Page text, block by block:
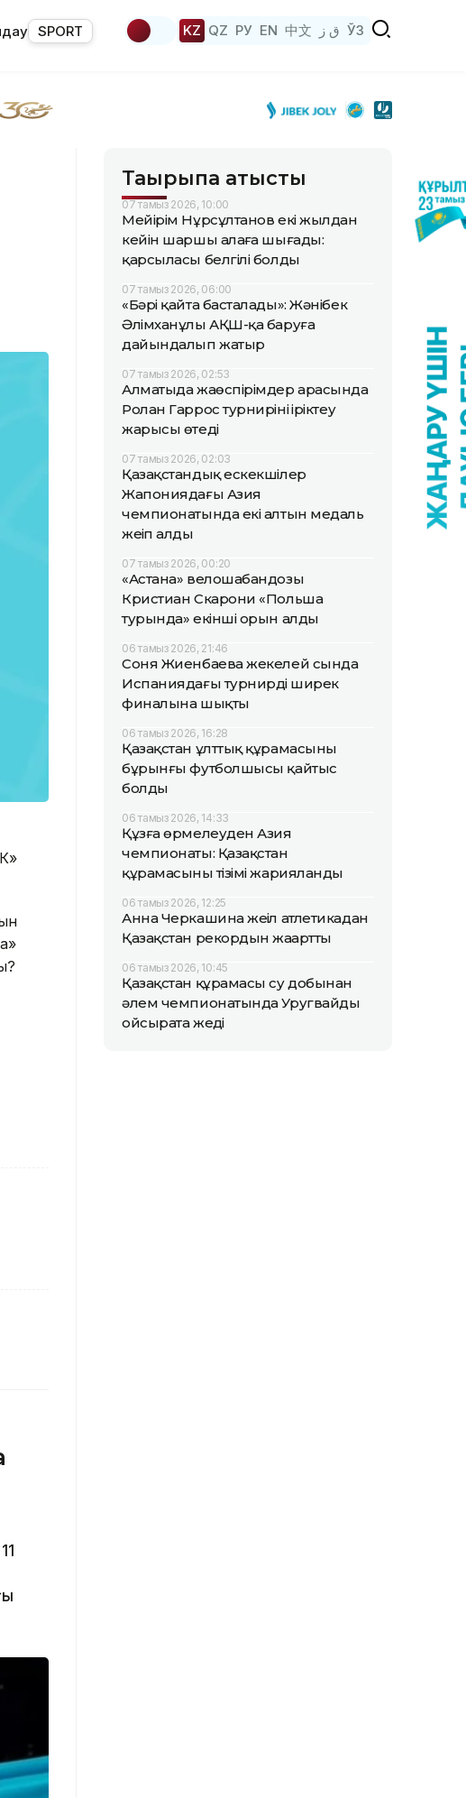
SPORT KZ QZ РУ EN 中文 ق ز ЎЗ
Тақырыпқа қатысты
07 тамыз 2026, 10:00
Мейірім Нұрсұлтанов екі жылдан
кейін шаршы алаңға шығады:
қарсыласы белгілі болды
07 тамыз 2026, 06:00
«Бәрі қайта басталады»: Жәнібек
Әлімханұлы АҚШ-қа баруға
дайындалып жатыр
07 тамыз 2026, 02:53
Алматыда жаөспірімдер арасында
Ролан Гаррос турнирінің іріктеу
жарысы өтеді
07 тамыз 2026, 02:03
Қазақстандық ескекшілер
Жапониядағы Азия
чемпионатында екі алтын медаль
жеңіп алды
07 тамыз 2026, 00:20
«Астана» велошабандозы
Кристиан Скарони «Польша
турында» екінші орын алды
06 тамыз 2026, 21:46
Соня Жиенбаева жекелей сында
Испаниядағы турнирдің ширек
финалына шықты
06 тамыз 2026, 16:28
Қазақстан ұлттық құрамасының
бұрынғы футболшысы қайтыс
болды
06 тамыз 2026, 14:33
Құзға өрмелеуден Азия
чемпионаты: Қазақстан
құрамасының тізімі жарияланды
06 тамыз 2026, 12:25
Анна Черкашина жеңіл атлетикадан
Қазақстан рекордын жаңартты
06 тамыз 2026, 10:45
Қазақстан құрамасы су добынан
әлем чемпионатында Уругвайды
ойсырата жеңді